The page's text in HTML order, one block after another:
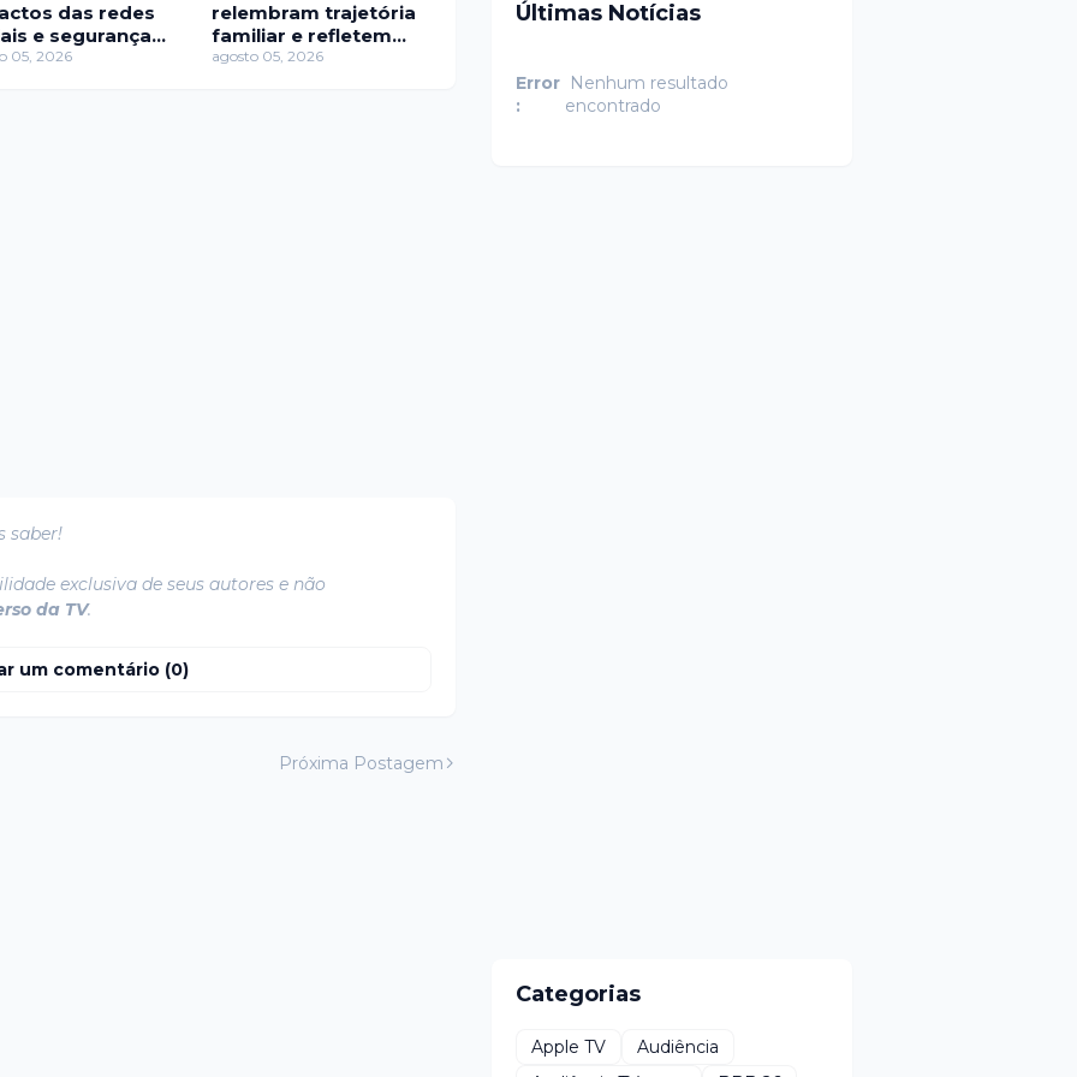
das redes
e segurança
em novo
05, 2026
relembram trajetória
familiar e refletem
sobre paternidade no
agosto 05, 2026
saber!
exclusiva de seus autores e não
da TV.
um comentário (0)
Próxima Postagem
Últimas Notícias
Error
:
Nenhum resultado
encontrado
Categorias
Apple TV
Audiência